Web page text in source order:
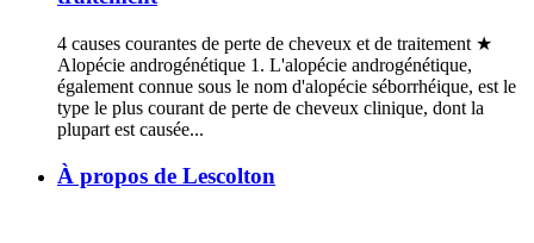
4 causes courantes de perte de cheveux et de traitement ★
Alopécie androgénétique 1. L'alopécie androgénétique,
également connue sous le nom d'alopécie séborrhéique, est le
type le plus courant de perte de cheveux clinique, dont la
plupart est causée...
À propos de Lescolton